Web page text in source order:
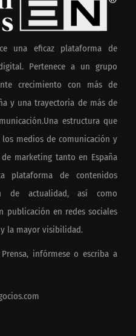
una eficaz plataforma de
Pertenece a un grupo
crecimiento con más de
y una trayectoria de más de
estructura que
medios de comunicación y
marketing tanto en España
plataforma de contenidos
de actualidad, así como
publicación en redes sociales
la mayor visibilidad.
infórmese o escriba a